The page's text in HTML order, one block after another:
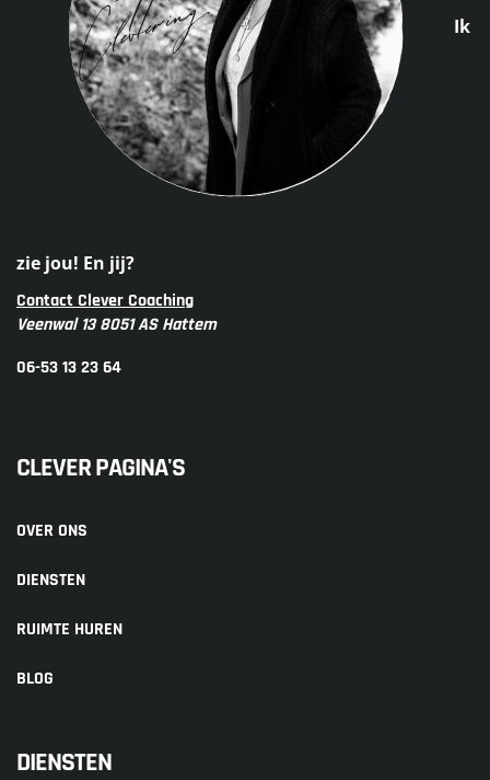
Ik
zie jou! En jij?
Contact Clever Coaching
Veenwal 13 8051 AS Hattem
06-53 13 23 64
CLEVER PAGINA'S
OVER ONS
DIENSTEN
RUIMTE HUREN
BLOG
DIENSTEN